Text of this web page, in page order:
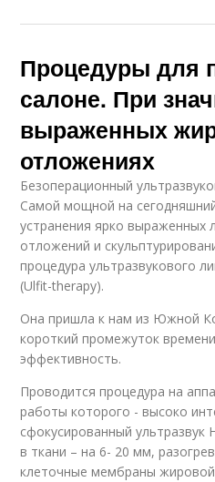
Процедуры для
салоне. При
выраженных
отложениях
Безоперационный
Самой мощной на
устранения ярко выраженных
отложений и
процедура ультразвукового
(Ulfit-therapy).
Она пришла к нам из Южной
короткий промежуток
эффективность.
Проводится процедура на
работы которого - высоко
сфокусированный ультразвук
в ткани – на 6- 20 мм,
клеточные мембраны жировой